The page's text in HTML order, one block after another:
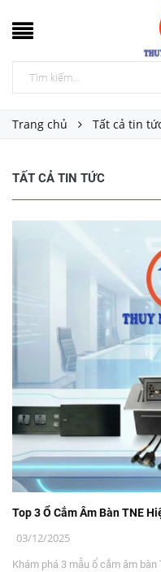
Trang chủ Tất cả tin
TẤT CẢ TIN TỨC
Top 3 Ổ Cắm Âm Bàn TNE
03/12/2025
Khám phá 3 mẫu ổ cắm âm